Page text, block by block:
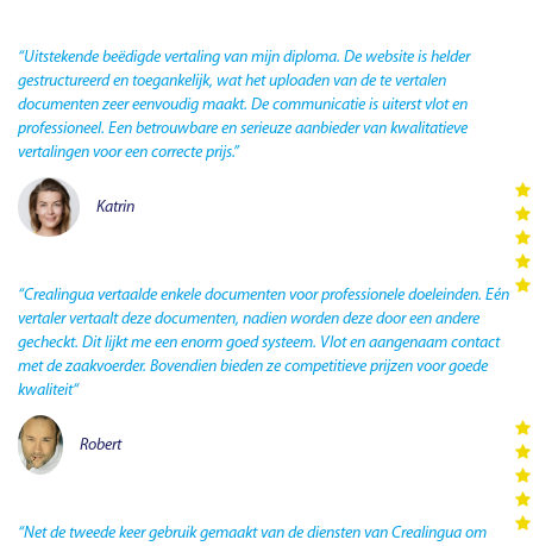
“Uitstekende beëdigde vertaling van mijn diploma. De website is helder
gestructureerd en toegankelijk, wat het uploaden van de te vertalen
documenten zeer eenvoudig maakt. De communicatie is uiterst vlot en
professioneel. Een betrouwbare en serieuze aanbieder van kwalitatieve
vertalingen voor een correcte prijs.”
Katrin
“Crealingua vertaalde enkele documenten voor professionele doeleinden. Eén
vertaler vertaalt deze documenten, nadien worden deze door een andere
gecheckt. Dit lijkt me een enorm goed systeem. Vlot en aangenaam contact
met de zaakvoerder. Bovendien bieden ze competitieve prijzen voor goede
kwaliteit“
Robert
“Net de tweede keer gebruik gemaakt van de diensten van Crealingua om